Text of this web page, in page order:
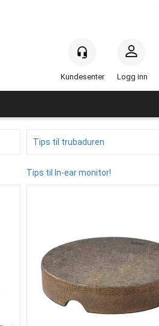
Logg inn
Tips til trubaduren
Tips til In-ear monitor!